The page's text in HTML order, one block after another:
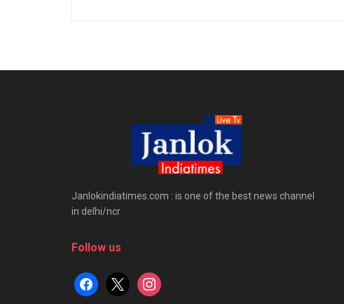
Janlokindiatimes.com : is one of the best news channel
in delhi/ncr
Follow us
facebook
x instagram